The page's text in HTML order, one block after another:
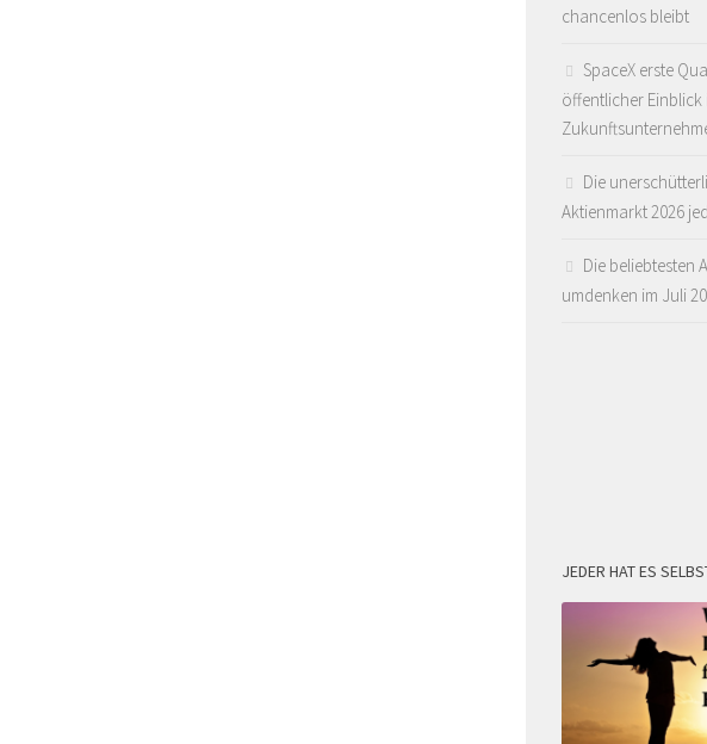
chancenlos bleibt
SpaceX erste
öffentlicher Einblick
Die
Aktienmarkt 2026
Die beliebtesten
umdenken im Juli
JEDER HAT ES